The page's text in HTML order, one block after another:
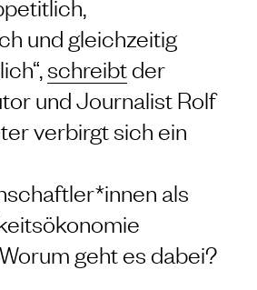
und gleichzeitig
schreibtder
und Journalist Rolf
verbirgt sich ein
als
geht es dabei?